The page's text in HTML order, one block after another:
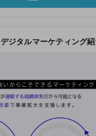
デジタルマーケティング